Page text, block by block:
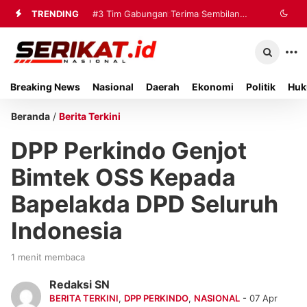
TRENDING #3 Tim Gabungan Terima Sembilan
Korban Evakuasi KM Mutiara Sentosa
Breaking News Nasional Daerah Ekonomi Politik
Beranda / Berita Terkini
DPP Perkindo Genjot
Bimtek OSS Kepada
Bapelakda DPD Seluruh
Indonesia
1 menit membaca
Redaksi SN
BERITA TERKINI, DPP PERKINDO, NASIONAL- 07 Apr